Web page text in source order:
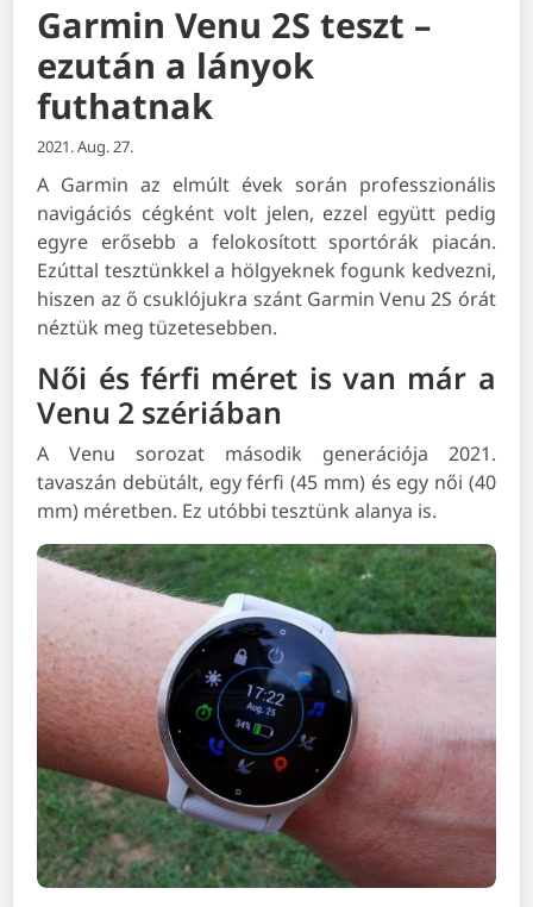
Garmin Venu 2S teszt –
ezután a lányok
futhatnak
2021. Aug. 27.
A Garmin az elmúlt évek során professzionális
navigációs cégként volt jelen, ezzel együtt pedig
egyre erősebb a felokosított sportórák piacán.
Ezúttal tesztünkkel a hölgyeknek fogunk kedvezni,
hiszen az ő csuklójukra szánt Garmin Venu 2S órát
néztük meg tüzetesebben.
Női és férfi méret is van már a
Venu 2 szériában
A Venu sorozat második generációja 2021.
tavaszán debütált, egy férfi (45 mm) és egy női (40
mm) méretben. Ez utóbbi tesztünk alanya is.